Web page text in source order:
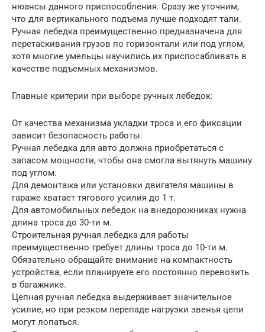
нюансы данного приспособления. Сразу же уточним,
что для вертикального подъема лучше подходят тали.
Ручная лебедка преимущественно предназначена для
перетаскивания грузов по горизонтали или под углом,
хотя многие умельцы научились их приспосабливать в
качестве подъемных механизмов.
Главные критерии при выборе ручных лебедок:
От качества механизма укладки троса и его фиксации
зависит безопасность работы.
Ручная лебедка для авто должна приобретаться с
запасом мощности, чтобы она смогла вытянуть машину
под углом.
Для демонтажа или установки двигателя машины в
гараже хватает тягового усилия до 1 т.
Для автомобильных лебедок на внедорожниках нужна
длина троса до 30-ти м.
Строительная ручная лебедка для работы
преимущественно требует длины троса до 10-ти м.
Обязательно обращайте внимание на компактность
устройства, если планируете его постоянно перевозить
в багажнике.
Цепная ручная лебедка выдерживает значительное
усилие, но при резком перепаде нагрузки звенья цепи
могут лопаться.